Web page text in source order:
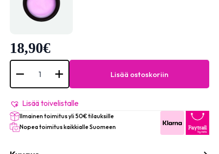
18,90€
SuperGel
60gr
Violet
Lisää ostoskoriin
Lisää toivelistalle
Ilmainen toimitus yli 50€ tilauksille
Nopea toimitus kaikkialle Suomeen